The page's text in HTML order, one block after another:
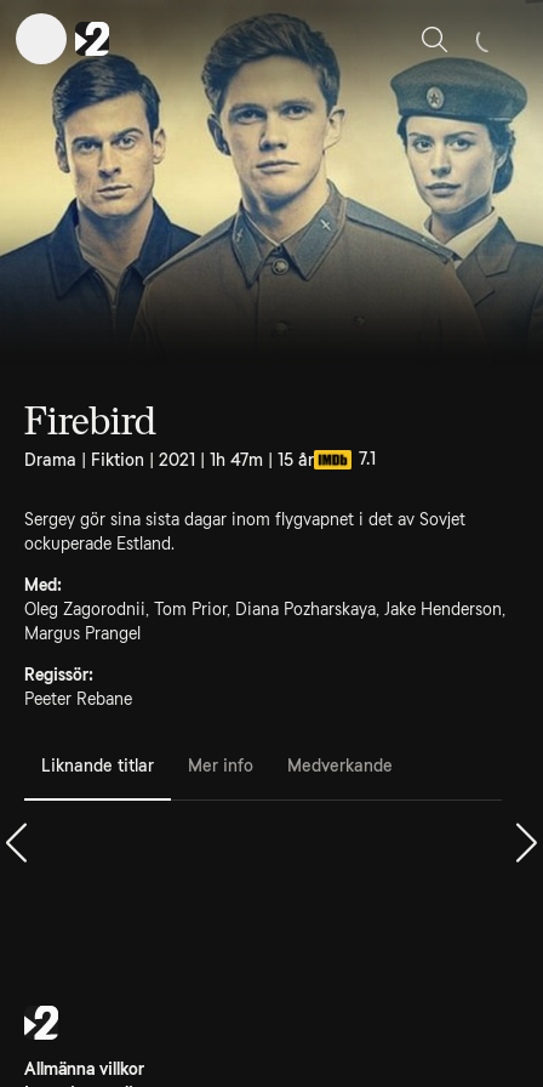
Sök
Firebird
Drama | Fiktion | 2021 | 1h 47m | 15 år 7.1
Sergey gör sina sista dagar inom flygvapnet i det av Sovjet
ockuperade Estland.
Med:
Oleg Zagorodnii, Tom Prior, Diana Pozharskaya, Jake Henderson,
Margus Prangel
Regissör:
Peeter Rebane
Liknande titlar Mer info Medverkande
Allmänna villkor